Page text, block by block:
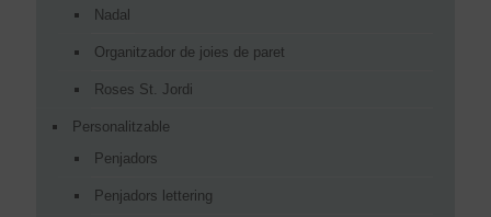
Nadal
Organitzador de joies de paret
Roses St. Jordi
Personalitzable
Penjadors
Penjadors lettering